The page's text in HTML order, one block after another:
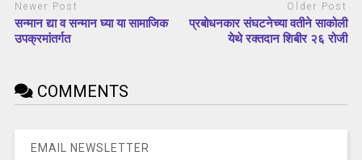
Newer Post
सन्मान द्या व सन्मान घ्या या सामाजिक
उपक्रमांतर्गत
Older Post
प्रबोधनकार संघटनेच्या वतीने साकोली
येथे रक्तदान शिबीर २६ रोजी
COMMENTS
EMAIL NEWSLETTER